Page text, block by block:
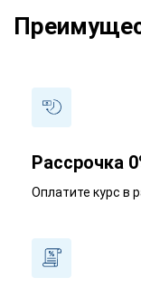
Рассрочка
Оплатите курс в